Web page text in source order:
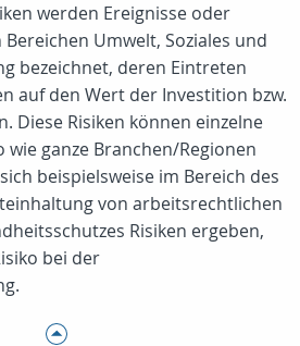
werden Ereignisse oder
Umwelt, Soziales und
bezeichnet, deren Eintreten
auf den Wert der Investition bzw.
Diese Risiken können einzelne
ganze Branchen/Regionen
beispielsweise im Bereich des
von arbeitsrechtlichen
Risiken ergeben,
bei der